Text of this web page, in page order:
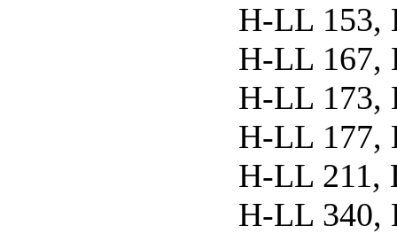
H-LL 153,
H-LL 167,
H-LL 173,
H-LL 177,
H-LL 211,
H-LL 340,